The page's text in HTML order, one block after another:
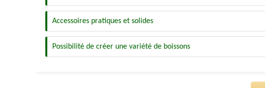
Accessoires pratiques et solides
Possibilité de créer une variété de boissons